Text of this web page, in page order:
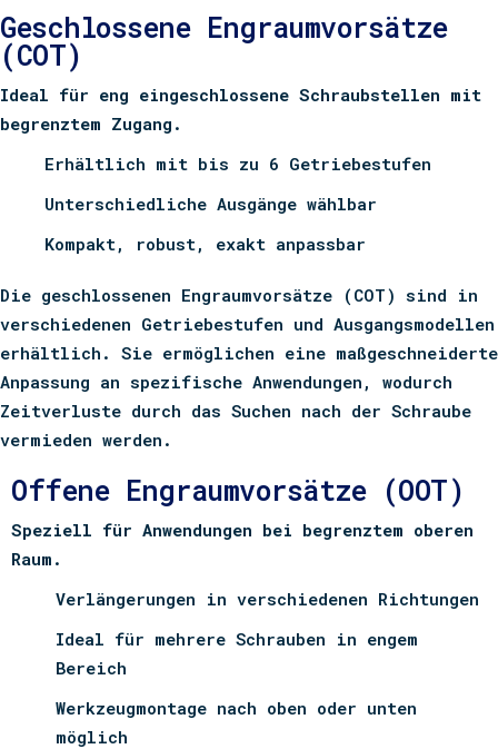
Geschlossene Engraumvorsätze
(COT)
Ideal für eng eingeschlossene Schraubstellen mit
begrenztem Zugang.
Erhältlich mit bis zu 6 Getriebestufen
Unterschiedliche Ausgänge wählbar
Kompakt, robust, exakt anpassbar
Die geschlossenen Engraumvorsätze (COT) sind in
verschiedenen Getriebestufen und Ausgangsmodellen
erhältlich. Sie ermöglichen eine maßgeschneiderte
Anpassung an spezifische Anwendungen, wodurch
Zeitverluste durch das Suchen nach der Schraube
vermieden werden.
Offene Engraumvorsätze (OOT)
Speziell für Anwendungen bei begrenztem oberen
Raum.
Verlängerungen in verschiedenen Richtungen
Ideal für mehrere Schrauben in engem
Bereich
Werkzeugmontage nach oben oder unten
möglich